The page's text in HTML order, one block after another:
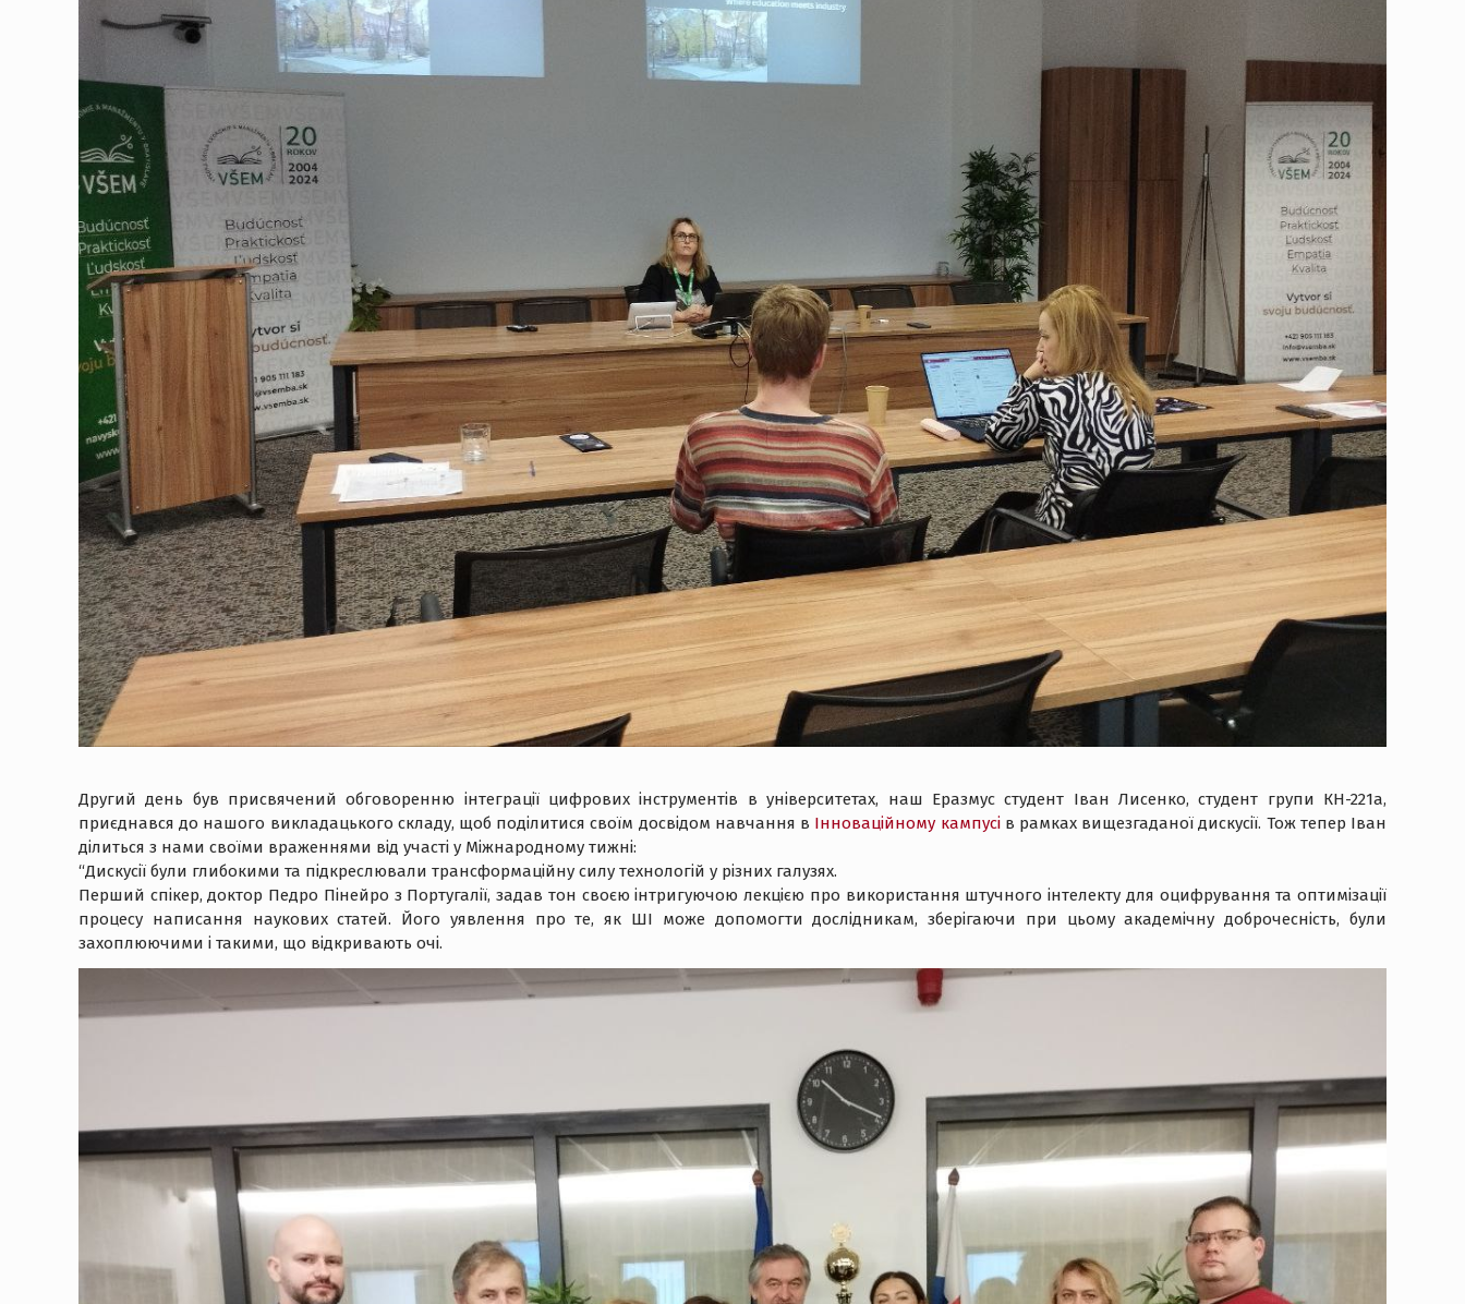
Другий день був присвячений обговоренню інтеграції цифрових інструментів в університетах, наш Еразмус студент Іван Лисенко, студент групи КН-221а,
приєднався до нашого викладацького складу, щоб поділитися своїм досвідом навчання в Інноваційному кампусів рамках вищезгаданої дискусії. Тож тепер Іван
ділиться з нами своїми враженнями від участі у Міжнародному тижні:
“Дискусії були глибокими та підкреслювали трансформаційну силу технологій у різних галузях.
Перший спікер, доктор Педро Пінейро з Португалії, задав тон своєю інтригуючою лекцією про використання штучного інтелекту для оцифрування та оптимізації
процесу написання наукових статей. Його уявлення про те, як ШІ може допомогти дослідникам, зберігаючи при цьому академічну доброчесність, були
захоплюючими і такими, що відкривають очі.